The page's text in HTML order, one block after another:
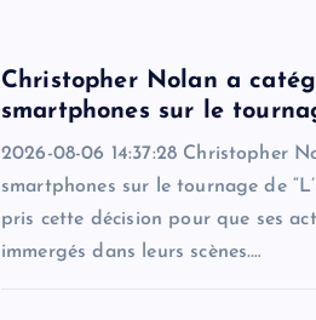
Christopher Nolan a
smartphones sur le
2026-08-06 14:37:28 Christopher
smartphones sur le tournage de
pris cette décision pour que ses
immergés dans leurs scènes.…